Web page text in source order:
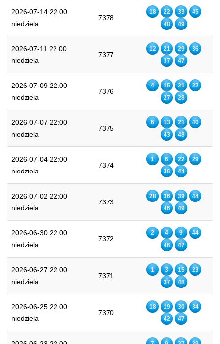
2026-07-14 22:00
niedziela
7378
18 22 33
45
48
49
2026-07-11 22:00
niedziela
7377
12 21 29
36
37
47
2026-07-09 22:00
niedziela
7376
4 15 21
22
27
28
2026-07-07 22:00
niedziela
7375
6 13 21
40
43
48
2026-07-04 22:00
niedziela
7374
1 6 22
29
36
44
2026-07-02 22:00
niedziela
7373
28 36 39
44
46
49
2026-06-30 22:00
niedziela
7372
2 4 9
44
46
47
2026-06-27 22:00
niedziela
7371
1 3 15
23
37
48
2026-06-25 22:00
niedziela
7370
18 19 30
34
42
47